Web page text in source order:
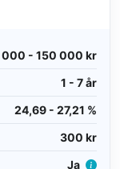
000 - 150 000 kr
1 - 7 år
24,69 - 27,21 %
300 kr
Ja